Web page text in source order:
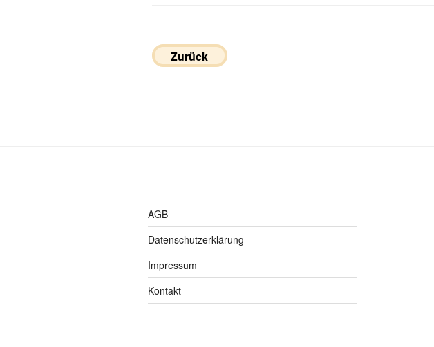
Zurück
AGB
Datenschutzerklärung
Impressum
Kontakt